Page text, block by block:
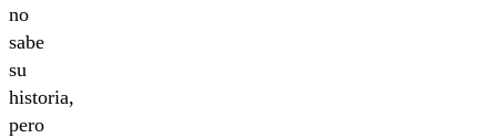
no
sabe
su
historia,
pero